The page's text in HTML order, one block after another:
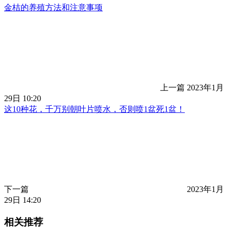
金桔的养殖方法和注意事项
上一篇 2023年1月
29日 10:20
这10种花，千万别朝叶片喷水，否则喷1盆死1盆！
下一篇
2023年1月
29日 14:20
相关推荐